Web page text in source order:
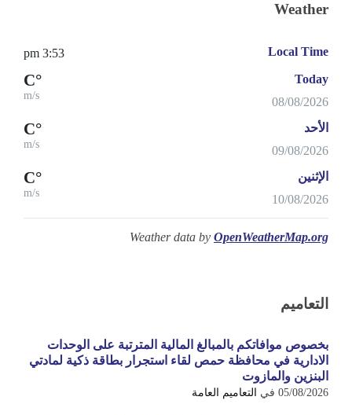
Weather
Local Time
3:53 pm
Today
08/08/2026
°C
m/s
الأحد
09/08/2026
°C
m/s
الإثنين
10/08/2026
°C
m/s
Weather data by OpenWeatherMap.org
التعاميم
بخصوص موافاتكم بالمبالغ المالية المترتبة على الوحدات
الادارية في محافظة حمص لقاء استجرار بطاقة ذكية لمادتي
البنزين والمازوت
05/08/2026 في التعاميم العامة